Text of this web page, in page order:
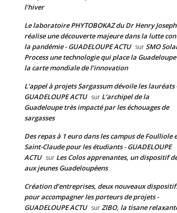
l’hiver
Le laboratoire PHYTOBOKAZ du Dr Henry Joseph
réalise une découverte majeure dans la lutte
la pandémie - GUADELOUPE ACTU surSMO
Process une technologie qui place la
la carte mondiale de l’innovation
L’appel à projets Sargassum dévoile les lauréats
GUADELOUPE ACTU sur L’archipel de la
Guadeloupe très impacté par les échouages de
sargasses
Des repas à 1 euro dans les campus de Foulliole
Saint-Claude pour les étudiants - GUADELOUPE
ACTU sur Les Colos apprenantes, un dispositif
aux jeunes Guadeloupéens
Création d’entreprises, deux nouveaux
pour accompagner les porteurs de projets -
GUADELOUPE ACTU surZIBO, la tisane